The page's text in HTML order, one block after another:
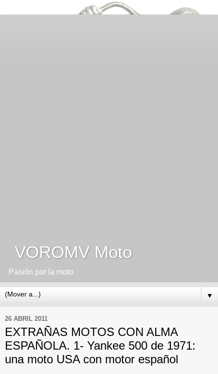
VOROMV Moto
Pasión por la moto
▼
26 ABRIL 2011
EXTRAÑAS MOTOS CON ALMA
ESPAÑOLA. 1- Yankee 500 de 1971:
una moto USA con motor español